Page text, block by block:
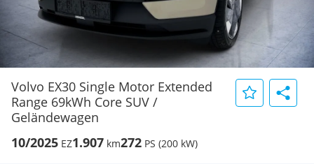
Volvo EX30 Single Motor Extended
Range 69kWh Core SUV /
Geländewagen
10/2025 EZ1.907 km272 PS (200 kW)